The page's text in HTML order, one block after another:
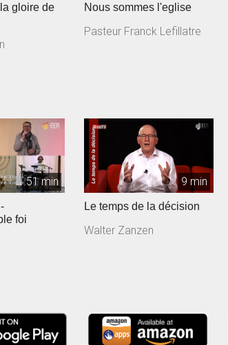
gloire de
Nous sommes l'eglise
Pasteur Franck Lefillatre
51 min
foi
9 min
Le temps de la décision
Walter Zanzen